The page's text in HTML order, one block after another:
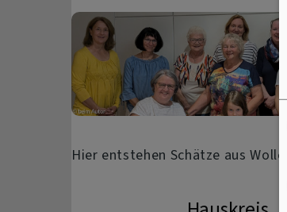
Hier entstehen Schätze aus Wolle.